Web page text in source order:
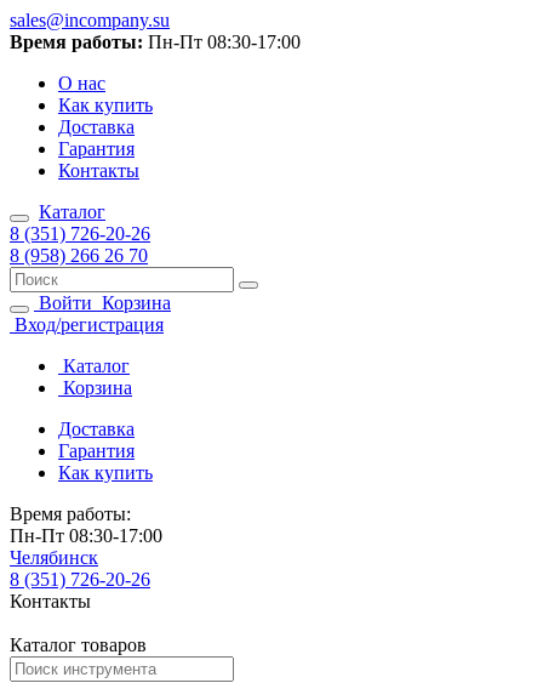
sales@incompany.su
Время работы: Пн-Пт 08:30-17:00
О нас
Как купить
Доставка
Гарантия
Контакты
Каталог
8 (351) 726-20-26
8 (958) 266 26 70
Войти Корзина
Вход/регистрация
Каталог
Корзина
Доставка
Гарантия
Как купить
Время работы:
Пн-Пт 08:30-17:00
Челябинск
8 (351) 726-20-26
Контакты
Каталог товаров